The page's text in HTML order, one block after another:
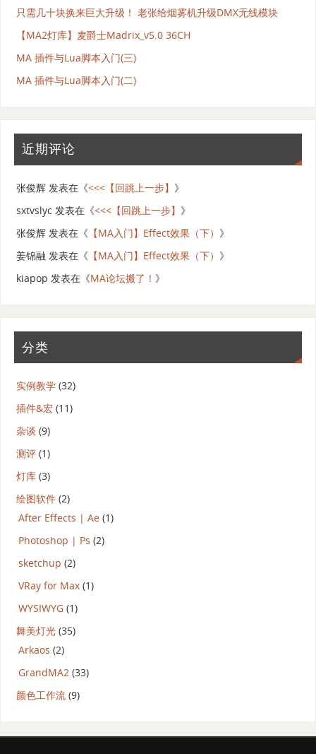
只需几十块换来巨大升级！ 老张给烟雾机升级DMX无线模块
【MA2灯库】麦爵士Madrix_v5.0 36CH
MA 插件与Lua脚本入门(三)
MA 插件与Lua脚本入门(二)
近期评论
张俊辉发表在《<<<【回跳上一步】 》
sxtvslyc 发表在《<<<【回跳上一步】 》
张俊辉发表在《 【MA入门】Effect效果（下） 》
姜锦融 发表在《 【MA入门】Effect效果（下） 》
kiapop 发表在《MA论坛搬了！ 》
分类
实例教学(32)
插件&宏(11)
杂谈 (9)
测评(1)
灯库(3)
绘图软件(2)
After Effects | Ae(1)
Photoshop | Ps (2)
sketchup (2)
VRay for Max(1)
WYSIWYG(1)
舞美灯光(35)
Arkaos (2)
GrandMA2(33)
颜色工作流(9)